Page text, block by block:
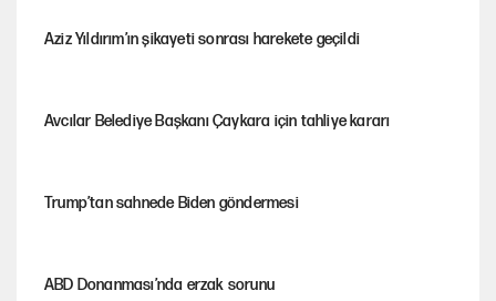
Aziz Yıldırım’ın şikayeti sonrası harekete geçildi
Avcılar Belediye Başkanı Çaykara için tahliye kararı
Trump’tan sahnede Biden göndermesi
ABD Donanması’nda erzak sorunu